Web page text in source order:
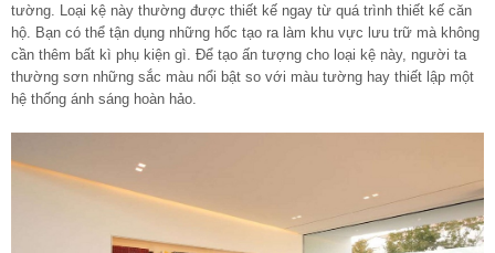
tường. Loại kệ này thường được thiết kế ngay từ quá trình thiết kế căn
hộ . Bạn có thể tận dụng những hốc tạo ra làm khu vực lưu trữ mà không
cần thêm bất kì phụ kiện gì. Để tạo ấn tượng cho loại kệ này, người ta
thường sơn những sắc màu nổi bật so với màu tường hay thiết lập một
hệ thống ánh sáng hoàn hảo.